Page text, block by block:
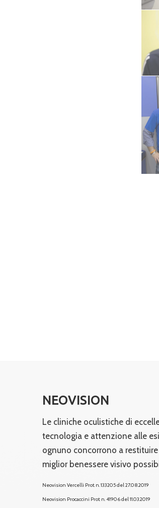
NEOVISION
Le cliniche oculistiche di
tecnologia e attenzione alle
ognuno concorrono a
miglior benessere visivo
Neovision Vercelli Prot. n. 133205 del 27.08.2019
Neovision Procaccini Prot. n. 41906 del 11.03.2019